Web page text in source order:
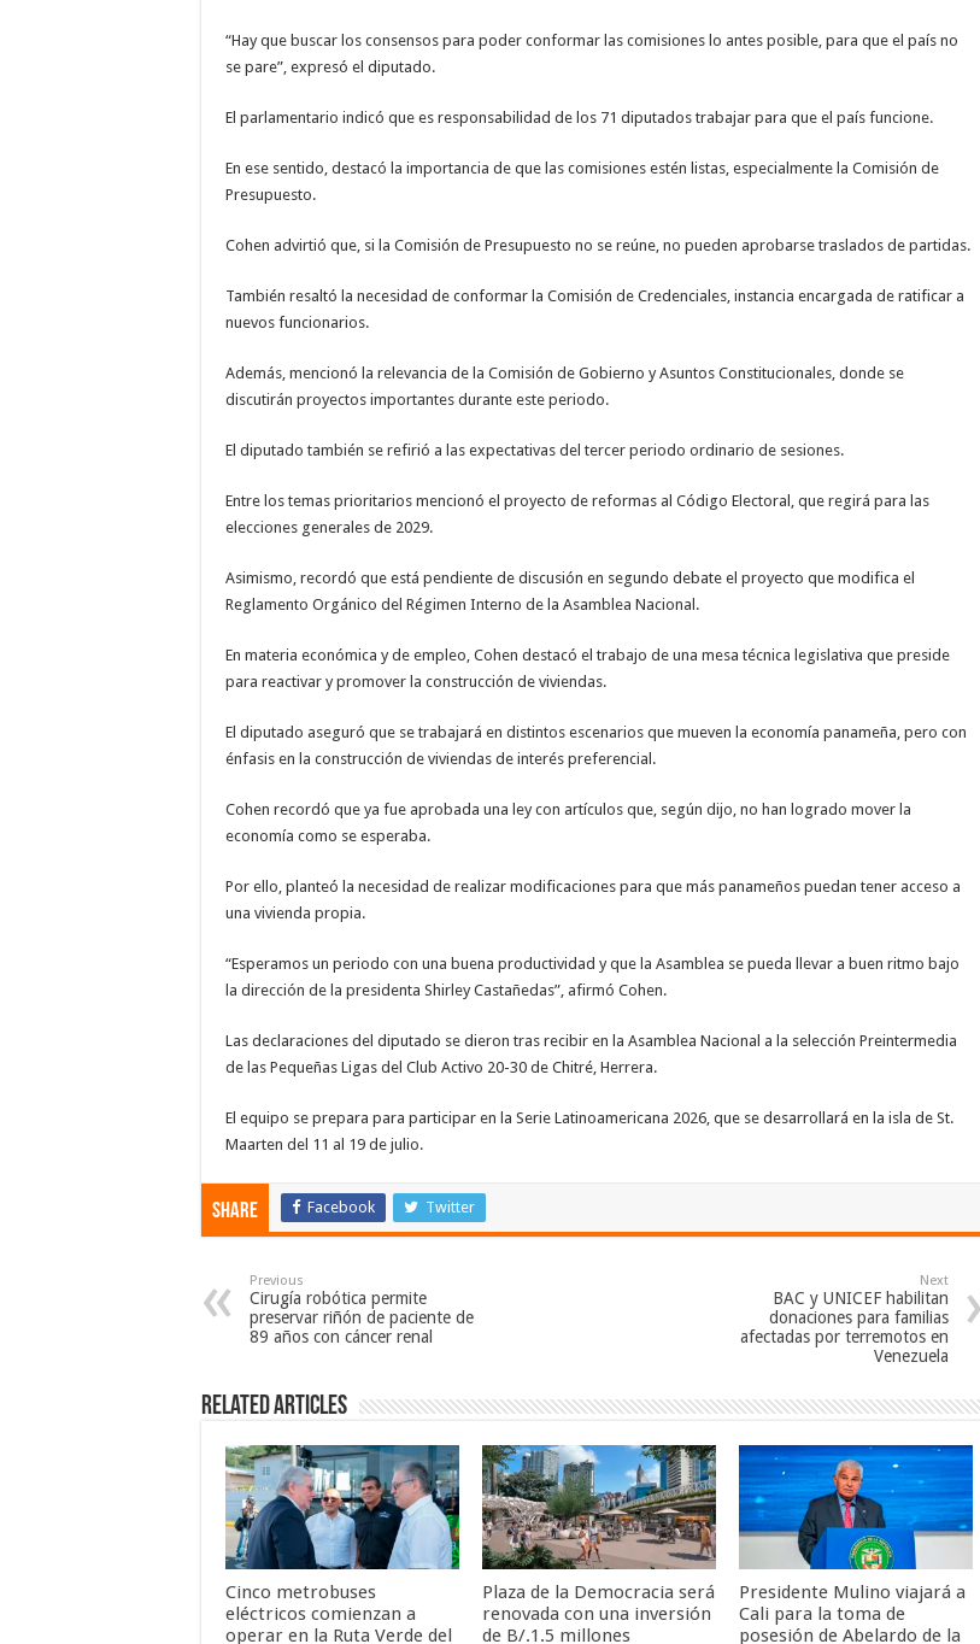
“Hay que buscar los consensos para poder conformar las comisiones lo antes posible, para que el país no
se pare”, expresó el diputado.
El parlamentario indicó que es responsabilidad de los 71 diputados trabajar para que el país funcione.
En ese sentido, destacó la importancia de que las comisiones estén listas, especialmente la Comisión de
Presupuesto.
Cohen advirtió que, si la Comisión de Presupuesto no se reúne, no pueden aprobarse traslados de partidas.
También resaltó la necesidad de conformar la Comisión de Credenciales, instancia encargada de ratificar a
nuevos funcionarios.
Además, mencionó la relevancia de la Comisión de Gobierno y Asuntos Constitucionales, donde se
discutirán proyectos importantes durante este periodo.
El diputado también se refirió a las expectativas del tercer periodo ordinario de sesiones.
Entre los temas prioritarios mencionó el proyecto de reformas al Código Electoral, que regirá para las
elecciones generales de 2029.
Asimismo, recordó que está pendiente de discusión en segundo debate el proyecto que modifica el
Reglamento Orgánico del Régimen Interno de la Asamblea Nacional.
En materia económica y de empleo, Cohen destacó el trabajo de una mesa técnica legislativa que preside
para reactivar y promover la construcción de viviendas.
El diputado aseguró que se trabajará en distintos escenarios que mueven la economía panameña, pero con
énfasis en la construcción de viviendas de interés preferencial.
Cohen recordó que ya fue aprobada una ley con artículos que, según dijo, no han logrado mover la
economía como se esperaba.
Por ello, planteó la necesidad de realizar modificaciones para que más panameños puedan tener acceso a
una vivienda propia.
“Esperamos un periodo con una buena productividad y que la Asamblea se pueda llevar a buen ritmo bajo
la dirección de la presidenta Shirley Castañedas”, afirmó Cohen.
Las declaraciones del diputado se dieron tras recibir en la Asamblea Nacional a la selección Preintermedia
de las Pequeñas Ligas del Club Activo 20-30 de Chitré, Herrera.
El equipo se prepara para participar en la Serie Latinoamericana 2026, que se desarrollará en la isla de St.
Maarten del 11 al 19 de julio.
Share Facebook Twitter
Previous
Cirugía robótica permite
preservar riñón de paciente de
89 años con cáncer renal
Next
BAC y UNICEF habilitan
donaciones para familias
afectadas por terremotos en
Venezuela
Related Articles
Cinco metrobuses
eléctricos comienzan a
operar en la Ruta Verde del
Plaza de la Democracia será
renovada con una inversión
de B/.1.5 millones
Presidente Mulino viajará a
Cali para la toma de
posesión de Abelardo de la